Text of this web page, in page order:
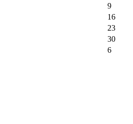
9
16
23
30
6